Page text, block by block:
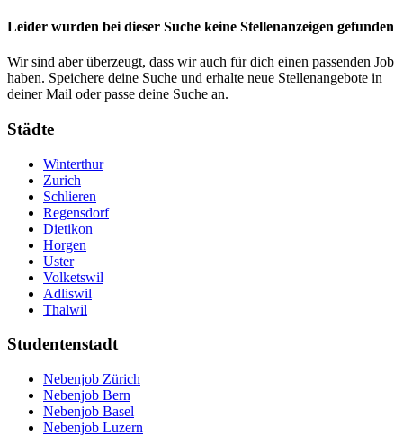
Leider wurden bei dieser Suche keine Stellenanzeigen gefunden
Wir sind aber überzeugt, dass wir auch für dich einen passenden Job
haben. Speichere deine Suche und erhalte neue Stellenangebote in
deiner Mail oder passe deine Suche an.
Städte
Winterthur
Zurich
Schlieren
Regensdorf
Dietikon
Horgen
Uster
Volketswil
Adliswil
Thalwil
Studentenstadt
Nebenjob Zürich
Nebenjob Bern
Nebenjob Basel
Nebenjob Luzern